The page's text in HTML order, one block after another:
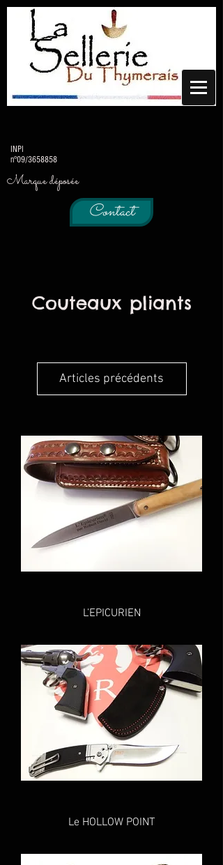
INPI
n°09/3658858
Marque déposée
Contact
Couteaux pliants
Articles précédents
L’EPICURIEN
Le HOLLOW POINT